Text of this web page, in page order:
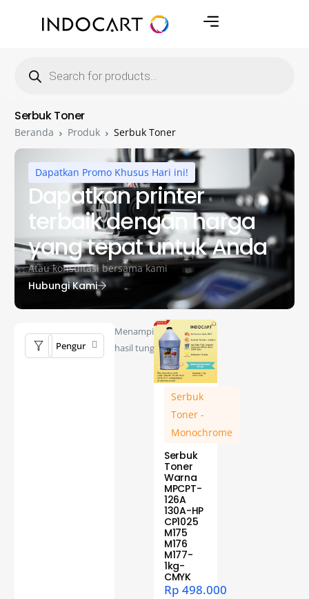
Serbuk Toner
Beranda Produk Serbuk Toner
Dapatkan Promo Khusus Hari ini!
Dapatkan printer
terbaik dengan harga
yang tepat untuk Anda
Atau konsultasi bersama kami
Hubungi Kami
Menampilkan
hasil tunggal
Serbuk
Toner -
Monochrome
Serbuk
Toner
Warna
MPCPT-
126A
130A-HP
CP1025
M175
M176
M177-
1kg-
CMYK
Rp 498.000